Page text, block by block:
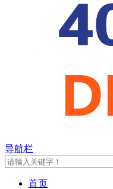
导航栏
首页